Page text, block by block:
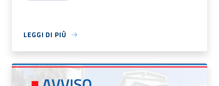
LEGGI DI PIÙ